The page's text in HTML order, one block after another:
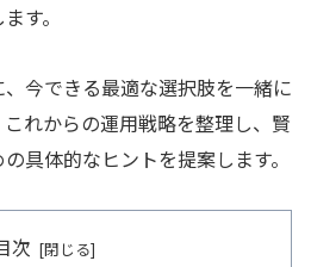
す。
今できる最適な選択肢を一緒に
れからの運用戦略を整理し、賢
具体的なヒントを提案します。
次